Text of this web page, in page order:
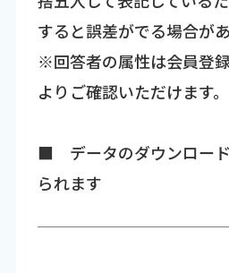
すると誤差がでる場合があ
※回答者の属性は会員登
よりご確認いただけます。
■ データのダウンロー
られます